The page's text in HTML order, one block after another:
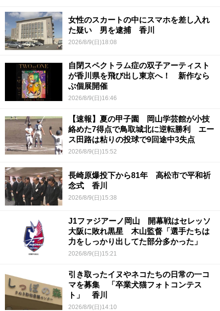
女性のスカートの中にスマホを差し入れ
た疑い 男を逮捕 香川
2026/8/9(日)18:08
自閉スペクトラム症の双子アーティスト
が香川県を飛び出し東京へ！ 新作なら
ぶ個展開催
2026/8/9(日)16:46
【速報】夏の甲子園 岡山学芸館が小技
絡めた7得点で鳥取城北に逆転勝利 エー
ス田路は粘りの投球で9回途中3失点
2026/8/9(日)15:52
長崎原爆投下から81年 高松市で平和祈
念式 香川
2026/8/9(日)15:38
J1ファジアーノ岡山 開幕戦はセレッソ
大阪に敗れ黒星 木山監督「選手たちは
力をしっかり出してた部分多かった」
2026/8/9(日)15:21
引き取ったイヌやネコたちの日常の一コ
マを募集 「卒業犬猫フォトコンテス
ト」 香川
2026/8/9(日)14:10